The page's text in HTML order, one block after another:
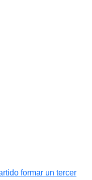
formar un tercer